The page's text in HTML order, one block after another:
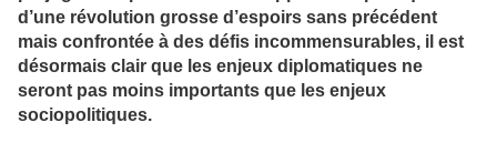
d’une révolution grosse d’espoirs sans précédent
mais confrontée à des défis incommensurables, il est
désormais clair que les enjeux diplomatiques ne
seront pas moins importants que les enjeux
sociopolitiques.